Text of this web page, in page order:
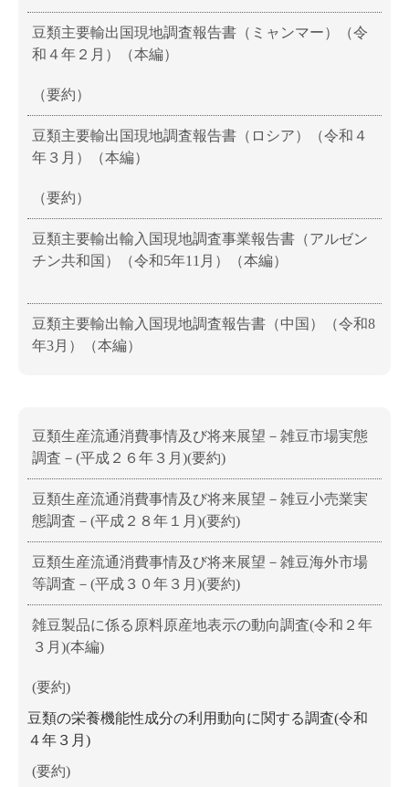
豆類主要輸出国現地調査報告書（ミャンマー）（令
和４年２月）（本編）
（要約）
豆類主要輸出国現地調査報告書（ロシア）（令和４
年３月）（本編）
（要約）
豆類主要輸出輸入国現地調査事業報告書（アルゼン
チン共和国）（令和5年11月）（本編）
豆類主要輸出輸入国現地調査報告書（中国）（令和8
年3月）（本編）
豆類生産流通消費事情及び将来展望－雑豆市場実態
調査－(平成２６年３月)(要約)
豆類生産流通消費事情及び将来展望－雑豆小売業実
態調査－(平成２８年１月)(要約)
豆類生産流通消費事情及び将来展望－雑豆海外市場
等調査－(平成３０年３月)(要約)
雑豆製品に係る原料原産地表示の動向調査(令和２年
３月)(本編)
(要約)
豆類の栄養機能性成分の利用動向に関する調査(令和
４年３月)
(要約)